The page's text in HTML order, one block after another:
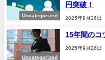
Uncategorized
円突破！
2025年9月26日
Uncategorized
15年間のコ
2025年9月26日